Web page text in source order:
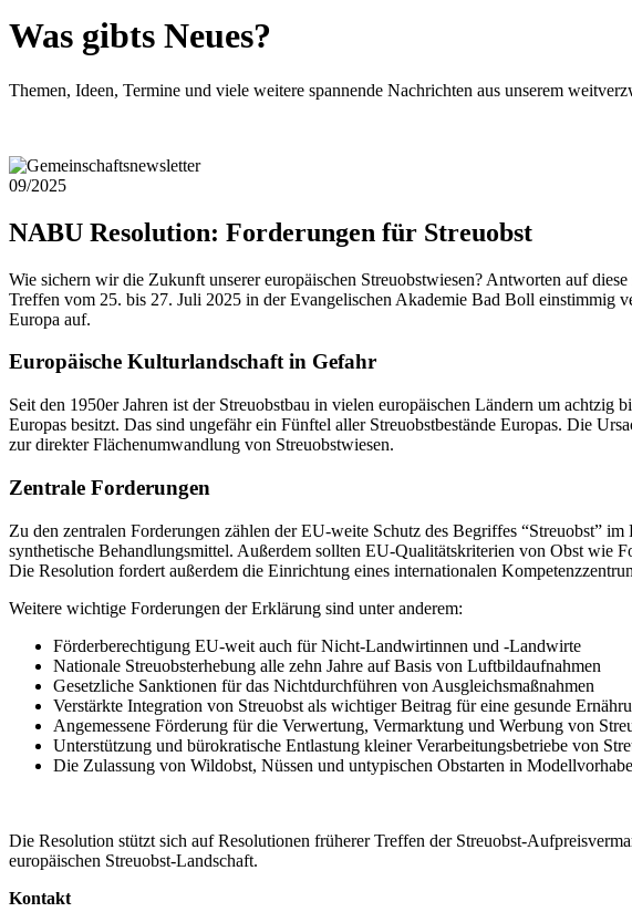
Was gibts Neues?
Themen, Ideen, Termine und viele weitere spannende Nachrichten aus unserem
09/2025
NABU Resolution: Forderungen für Streuobst
Wie sichern wir die Zukunft unserer europäischen Streuobstwiesen? Antworten auf
Treffen vom 25. bis 27. Juli 2025 in der Evangelischen Akademie Bad Boll einstimmig
Europa auf.
Europäische Kulturlandschaft in Gefahr
Seit den 1950er Jahren ist der Streuobstbau in vielen europäischen Ländern um
Europas besitzt. Das sind ungefähr ein Fünftel aller Streuobstbestände Europas. Die
zur direkter Flächenumwandlung von Streuobstwiesen.
Zentrale Forderungen
Zu den zentralen Forderungen zählen der EU-weite Schutz des Begriffes “Streuobst”
synthetische Behandlungsmittel. Außerdem sollten EU-Qualitätskriterien von Obst wie
Die Resolution fordert außerdem die Einrichtung eines internationalen
Weitere wichtige Forderungen der Erklärung sind unter anderem:
Förderberechtigung EU-weit auch für Nicht-Landwirtinnen und -Landwirte
Nationale Streuobsterhebung alle zehn Jahre auf Basis von Luftbildaufnahmen
Gesetzliche Sanktionen für das Nichtdurchführen von Ausgleichsmaßnahmen
Verstärkte Integration von Streuobst als wichtiger Beitrag für eine gesunde
Angemessene Förderung für die Verwertung, Vermarktung und Werbung von
Unterstützung und bürokratische Entlastung kleiner Verarbeitungsbetriebe von
Die Zulassung von Wildobst, Nüssen und untypischen Obstarten in
Die Resolution stützt sich auf Resolutionen früherer Treffen der Streuobst-
europäischen Streuobst-Landschaft.
Kontakt